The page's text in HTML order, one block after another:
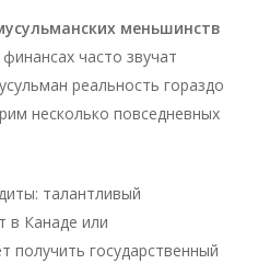
меньшинств
часто звучат
реальность гораздо
несколько повседневных
талантливый
в Канаде или
получить государственный